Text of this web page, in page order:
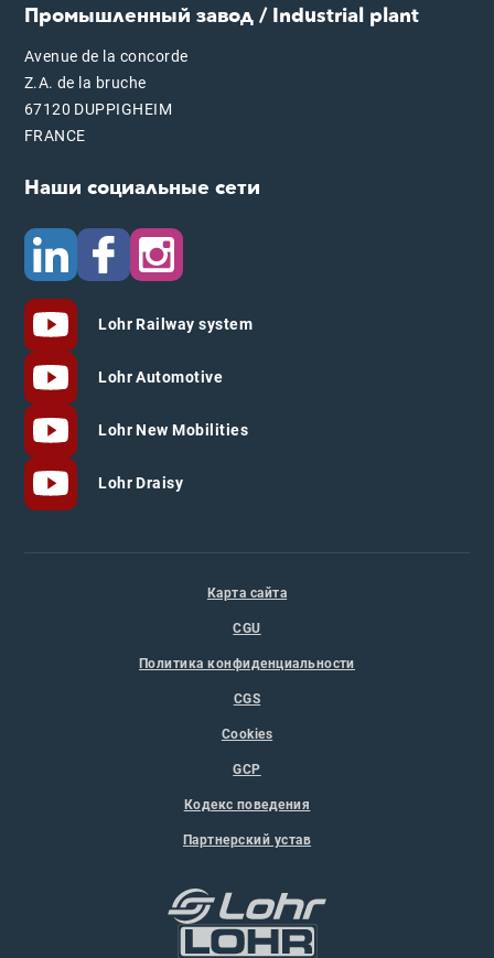
Промышленный завод / Industrial plant
Avenue de la concorde
Z.A. de la bruche
67120 DUPPIGHEIM
FRANCE
Наши социальные сети
Lohr Railway system
Lohr Automotive
Lohr New Mobilities
Lohr Draisy
Карта сайта
CGU
Политика конфиденциальности
CGS
Cookies
GCP
Кодекс поведения
Партнерский устав